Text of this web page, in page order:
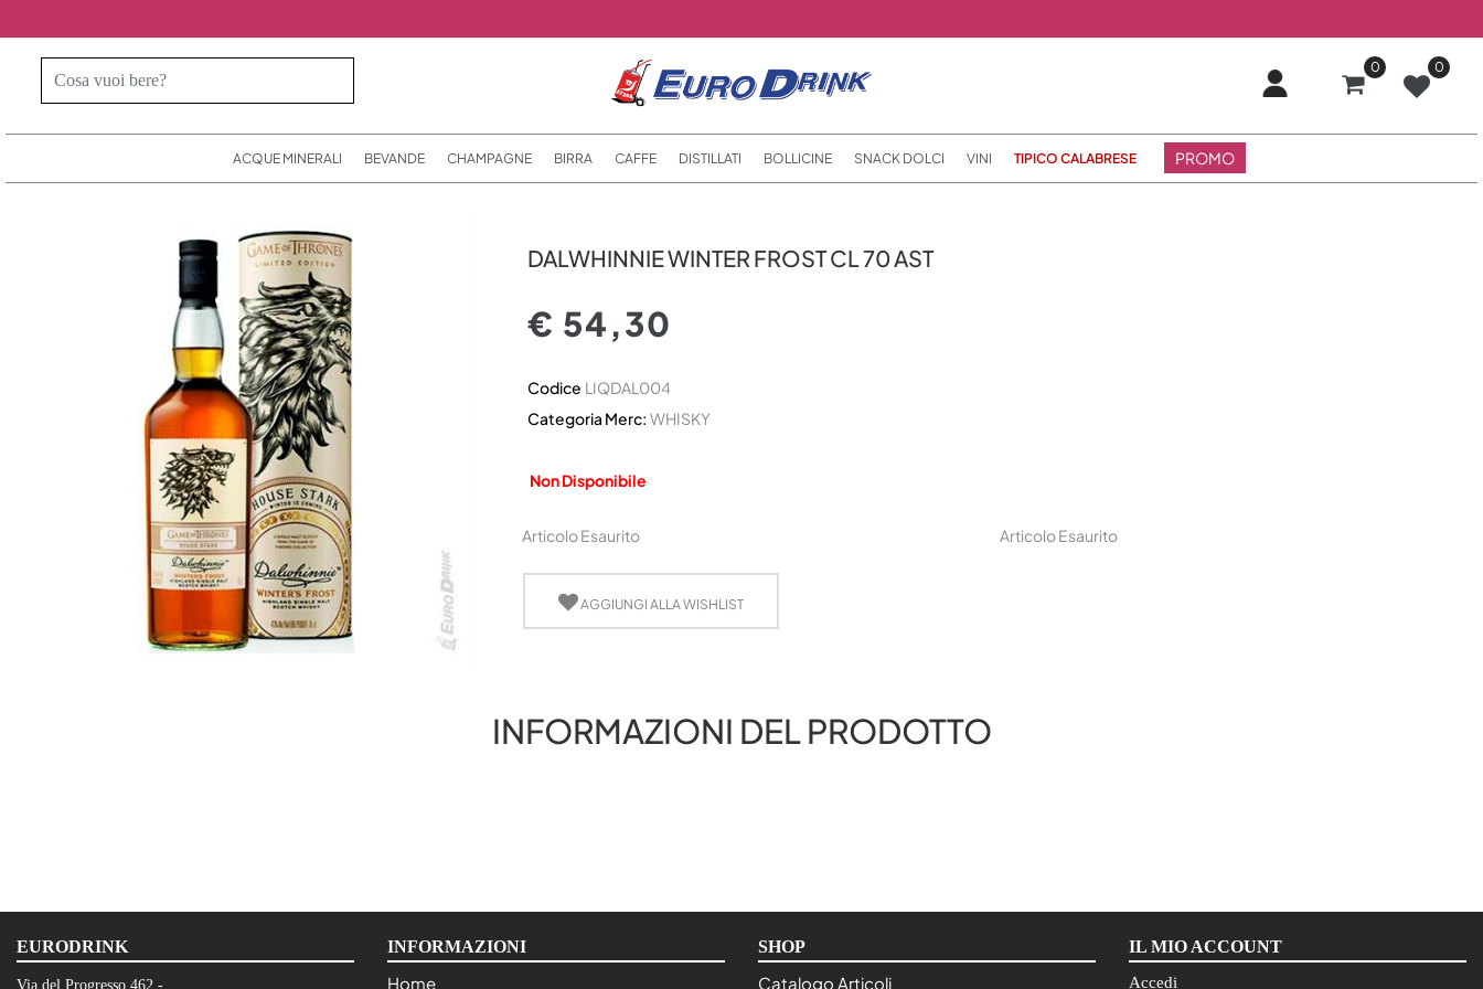
0 0
ACQUE MINERALI BEVANDE CHAMPAGNE BIRRA CAFFE DISTILLATI BOLLICINE SNACK DOLCI VINI TIPICO CALABRESE PROMO
DALWHINNIE WINTER FROST CL 70 AST
€ 54,30
Codice LIQDAL004
Categoria Merc: WHISKY
Non Disponibile
Articolo Esaurito Articolo Esaurito
AGGIUNGI ALLA WISHLIST
INFORMAZIONI DEL PRODOTTO
EURODRINK
Via del Progresso 462 -
INFORMAZIONI
Home
SHOP
Catalogo Articoli
IL MIO ACCOUNT
Accedi